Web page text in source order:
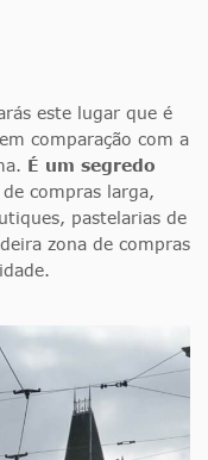
este lugar que é
comparação com a
É um segredo
compras larga,
pastelarias de
zona de compras